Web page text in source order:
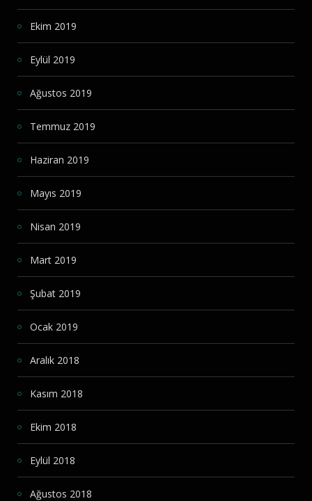
Ekim 2019
Eylül 2019
Ağustos 2019
Temmuz 2019
Haziran 2019
Mayıs 2019
Nisan 2019
Mart 2019
Şubat 2019
Ocak 2019
Aralık 2018
Kasım 2018
Ekim 2018
Eylül 2018
Ağustos 2018